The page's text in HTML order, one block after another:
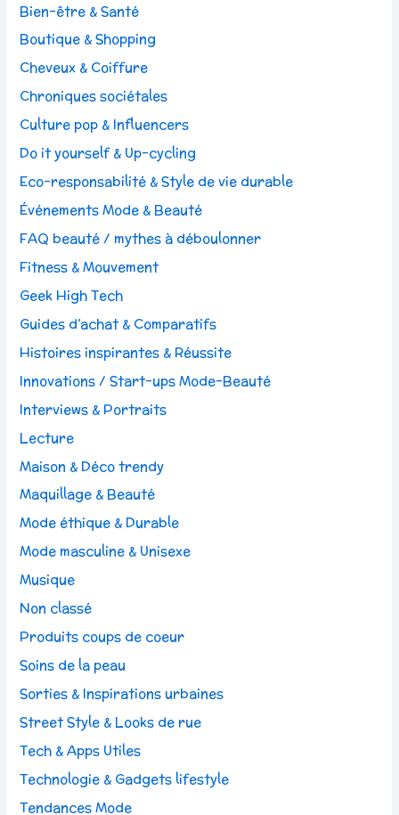
Bien-être & Santé
Boutique & Shopping
Cheveux & Coiffure
Chroniques sociétales
Culture pop & Influencers
Do it yourself & Up-cycling
Eco-responsabilité & Style de vie durable
Événements Mode & Beauté
FAQ beauté / mythes à déboulonner
Fitness & Mouvement
Geek High Tech
Guides d’achat & Comparatifs
Histoires inspirantes & Réussite
Innovations / Start-ups Mode-Beauté
Interviews & Portraits
Lecture
Maison & Déco trendy
Maquillage & Beauté
Mode éthique & Durable
Mode masculine & Unisexe
Musique
Non classé
Produits coups de coeur
Soins de la peau
Sorties & Inspirations urbaines
Street Style & Looks de rue
Tech & Apps Utiles
Technologie & Gadgets lifestyle
Tendances Mode